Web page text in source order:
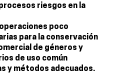
riesgos en la
poco
para la conservación
de géneros y
de uso común
y métodos adecuados.